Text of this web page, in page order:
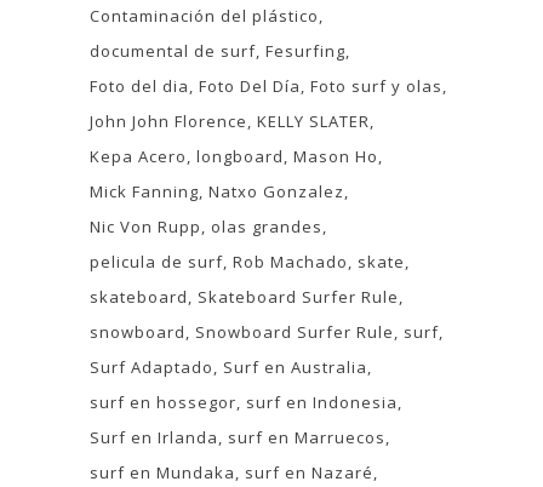
Contaminación del plástico
documental de surf Fesurfing
Foto del dia Foto Del Día Foto surf y olas
John John Florence KELLY SLATER
Kepa Acero longboard Mason Ho
Mick Fanning Natxo Gonzalez
Nic Von Rupp
olas grandes
pelicula de surf Rob Machado
skate
skateboard
Skateboard Surfer Rule
snowboard
Snowboard Surfer Rule
surf
Surf Adaptado
Surf en Australia
surf en hossegor surf en Indonesia
Surf en Irlanda
surf en Marruecos
surf en Mundaka
surf en Nazaré